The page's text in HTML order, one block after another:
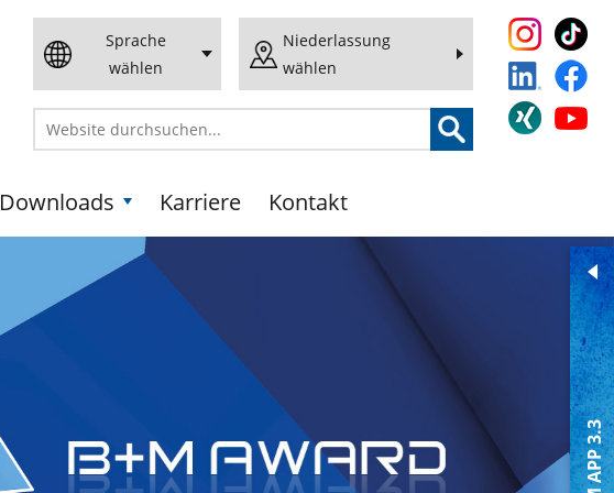
Sprache
wählen
Niederlassung
wählen
Downloads Karriere Kontakt